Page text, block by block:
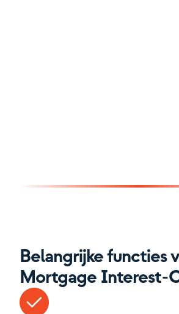
Belangrijke functies
Mortgage Interest-